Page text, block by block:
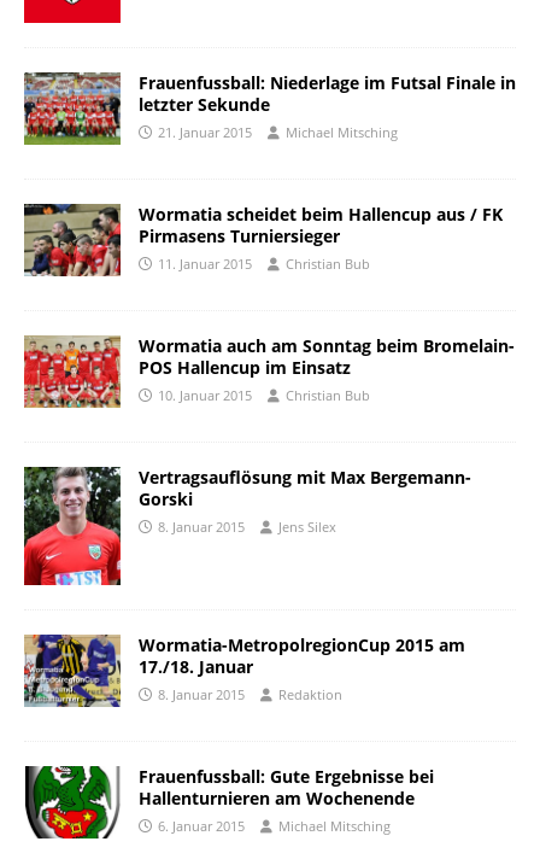
Frauenfussball: Niederlage im Futsal Finale in
letzter Sekunde
21. Januar 2015 Michael Mitsching
Wormatia scheidet beim Hallencup aus / FK
Pirmasens Turniersieger
11. Januar 2015 Christian Bub
Wormatia auch am Sonntag beim Bromelain-
POS Hallencup im Einsatz
10. Januar 2015 Christian Bub
Vertragsauflösung mit Max Bergemann-
Gorski
8. Januar 2015 Jens Silex
Wormatia-MetropolregionCup 2015 am
17./18. Januar
8. Januar 2015 Redaktion
Frauenfussball: Gute Ergebnisse bei
Hallenturnieren am Wochenende
6. Januar 2015 Michael Mitsching